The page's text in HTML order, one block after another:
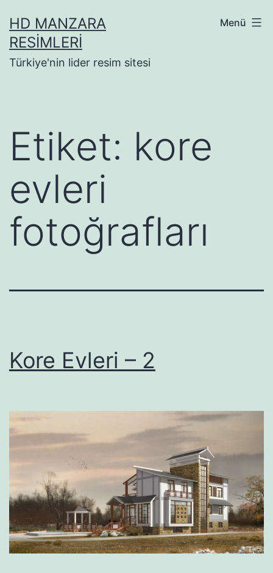
geçHD MANZARA
RESIMLERI
Türkiye'nin lider resim sitesi
Menü
Etiket: kore
evleri
fotoğrafları
Kore Evleri – 2